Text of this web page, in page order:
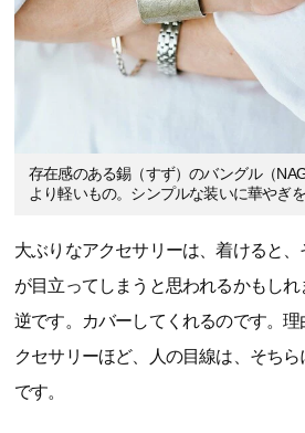
存在感のある錫（すず）のバングル（
より軽いもの。シンプルな装いに華やぎ
大ぶりなアクセサリーは、着けると
が目立ってしまうと思われるかもし
逆です。カバーしてくれるのです。
クセサリーほど、人の目線は、そち
です。